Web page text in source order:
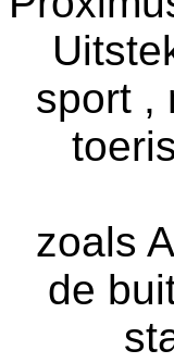
sport ,
zoals
de